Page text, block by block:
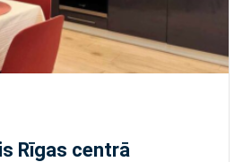
Rīgas centrā